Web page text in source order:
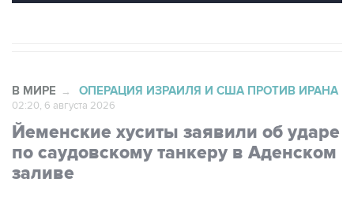
В МИРЕ → ОПЕРАЦИЯ ИЗРАИЛЯ И США ПРОТИВ ИРАНА
02:20, 6 августа 2026
Йеменские хуситы заявили об ударе
по саудовскому танкеру в Аденском
заливе